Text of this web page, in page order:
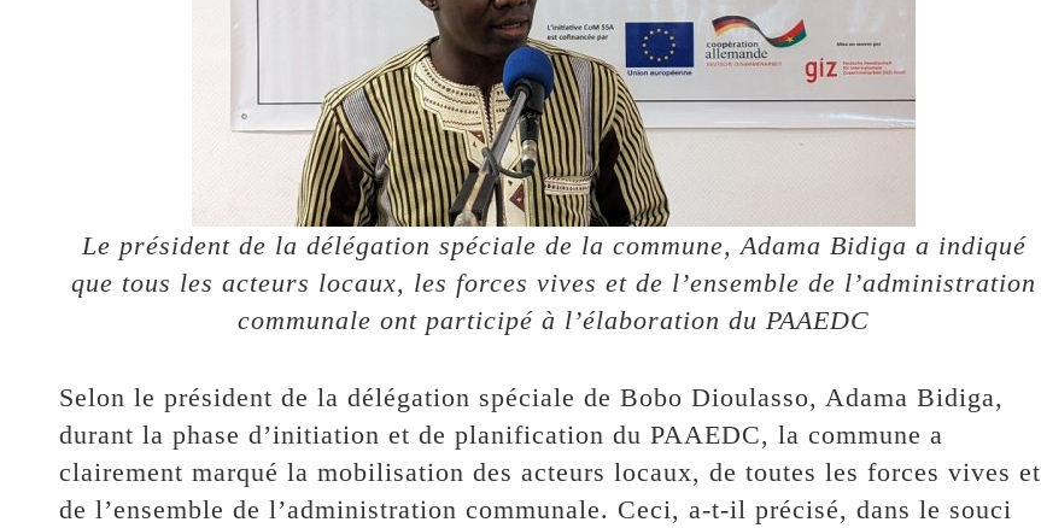
Le président de la délégation spéciale de la commune, Adama Bidiga a indiqué
que tous les acteurs locaux, les forces vives et de l’ensemble de l’administration
communale ont participé à l’élaboration du PAAEDC
Selon le président de la délégation spéciale de Bobo Dioulasso, Adama Bidiga,
durant la phase d’initiation et de planification du PAAEDC, la commune a
clairement marqué la mobilisation des acteurs locaux, de toutes les forces vives et
de l’ensemble de l’administration communale. Ceci, a-t-il précisé, dans le souci